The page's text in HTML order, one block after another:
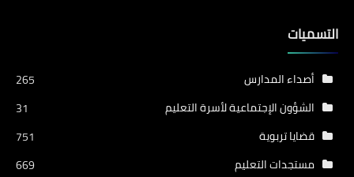
التسميات
أصداء المدارس
265
الشؤون الإجتماعية لأسرة التعليم
31
قضايا تربوية
751
مستجدات التعليم
669